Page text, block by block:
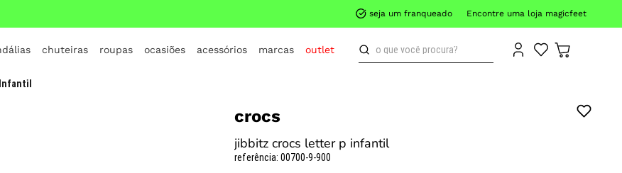
seja um franqueado Encontre uma loja magicfeet
chuteiras roupas ocasiões acessórios marcas outlet
o que você procura?
crocs
jibbitz crocs letter p infantil
referência:00700-9-900
TERMOS MAIS BUSCADOS